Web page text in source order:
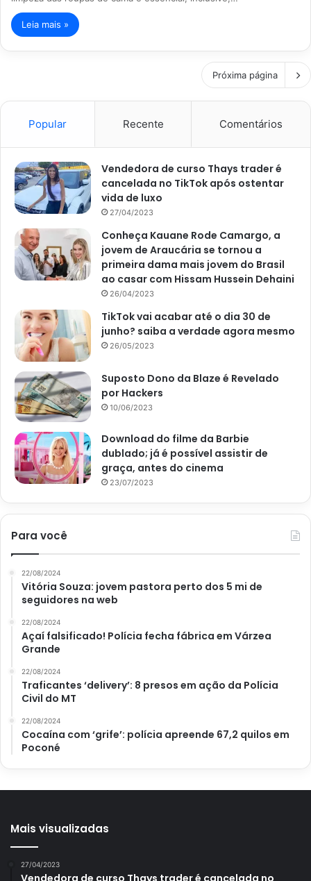
Leia mais »
Próxima página
Popular Recente Comentários
Vendedora de curso Thays trader é
cancelada no TikTok após ostentar
vida de luxo
27/04/2023
Conheça Kauane Rode Camargo, a
jovem de Araucária se tornou a
primeira dama mais jovem do Brasil
ao casar com Hissam Hussein Dehaini
26/04/2023
TikTok vai acabar até o dia 30 de
junho? saiba a verdade agora mesmo
26/05/2023
Suposto Dono da Blaze é Revelado
por Hackers
10/06/2023
Download do filme da Barbie
dublado; já é possível assistir de
graça, antes do cinema
23/07/2023
Para você
22/08/2024
Vitória Souza: jovem pastora perto dos 5 mi de
seguidores na web
22/08/2024
Açaí falsificado! Polícia fecha fábrica em Várzea
Grande
22/08/2024
Traficantes ‘delivery’: 8 presos em ação da Polícia
Civil do MT
22/08/2024
Cocaína com ‘grife’: polícia apreende 67,2 quilos em
Poconé
Mais visualizadas
27/04/2023
Vendedora de curso Thays trader é cancelada no